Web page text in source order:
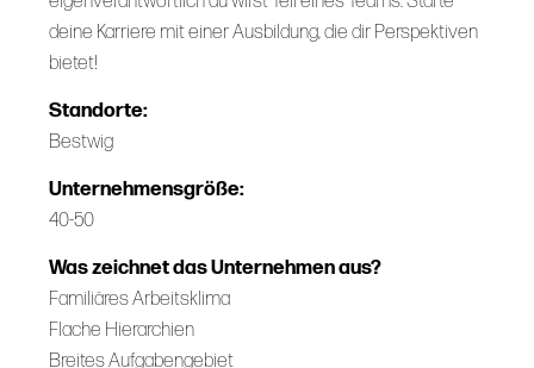
deine Karriere mit einer Ausbildung, die dir Perspektiven
bietet!
Standorte:
Bestwig
Unternehmensgröße:
40-50
Was zeichnet das Unternehmen aus?
Familiäres Arbeitsklima
Flache Hierarchien
Breites Aufgabengebiet